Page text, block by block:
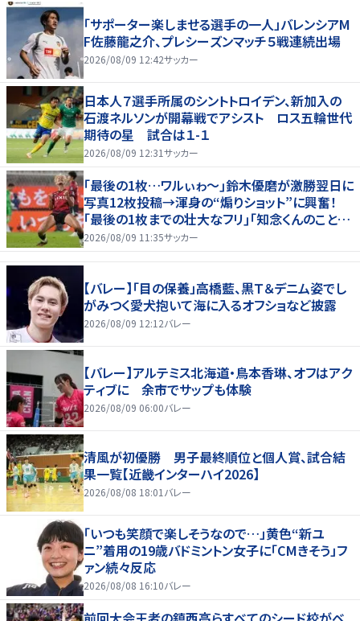
「サポーター楽しませる選手の一人」バレンシアM
F佐藤龍之介、プレシーズンマッチ５戦連続出場
2026/08/09 12:42サッカー
日本人７選手所属のシントトロイデン、新加入の
石渡ネルソンが開幕戦でアシスト ロス五輪世代
期待の星 試合は１-１
2026/08/09 12:31サッカー
｢最後の1枚…ワルぃゎ〜｣鈴木優磨が激勝翌日に
写真12枚投稿→渾身の“煽りショット”に興奮！
｢最後の1枚までの壮大なフリ｣｢知念くんのことど
んだけ好きなんよｗ｣
2026/08/09 11:35サッカー
【バレー】「目の保養」高橋藍、黒Ｔ＆デニム姿でし
がみつく愛犬抱いて海に入るオフショなど披露
2026/08/09 12:12バレー
【バレー】アルテミス北海道・鳥本香琳、オフはアク
ティブに 余市でサップも体験
2026/08/09 06:00バレー
清風が初優勝 男子最終順位と個人賞、試合結
果一覧【近畿インターハイ2026】
2026/08/08 18:01 バレー
「いつも笑顔で楽しそうなので…」黄色“新ユ
ニ”着用の19歳バドミントン女子に「CMきそう」フ
ァン続々反応
2026/08/08 16:10バレー